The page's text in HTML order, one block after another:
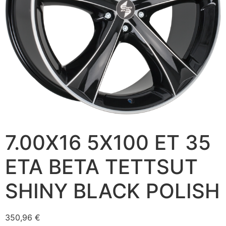
7.00X16 5X100 ET 35
ETA BETA TETTSUT
SHINY BLACK POLISH
350,96 €